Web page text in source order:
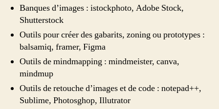
Banques d’images : istockphoto, Adobe Stock,
Shutterstock
Outils pour créer des gabarits, zoning ou prototypes :
balsamiq, framer, Figma
Outils de mindmapping : mindmeister, canva,
mindmup
Outils de retouche d’images et de code : notepad++,
Sublime, Photosghop, Illutrator